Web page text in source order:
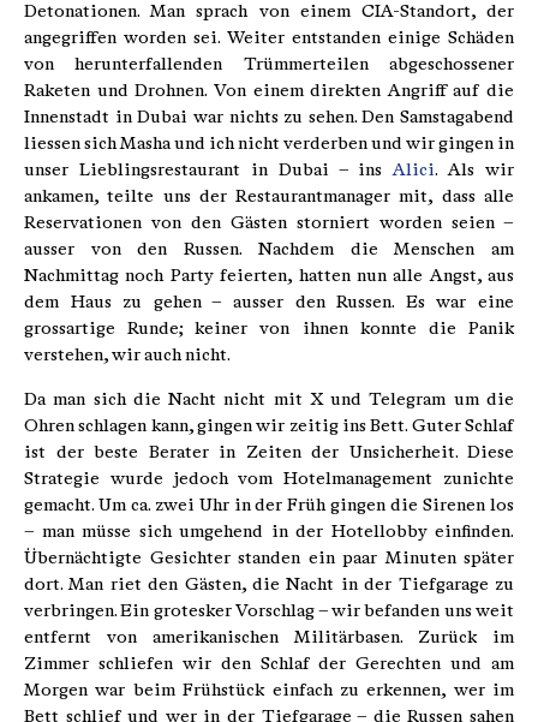
Detonationen. Man sprach von einem CIA-Standort, der
angegriffen worden sei. Weiter entstanden einige Schäden
von herunterfallenden Trümmerteilen abgeschossener
Raketen und Drohnen. Von einem direkten Angriff auf die
Innenstadt in Dubai war nichts zu sehen. Den Samstagabend
liessen sich Masha und ich nicht verderben und wir gingen in
unser Lieblingsrestaurant in Dubai – ins Alici. Als wir
ankamen, teilte uns der Restaurantmanager mit, dass alle
Reservationen von den Gästen storniert worden seien –
ausser von den Russen. Nachdem die Menschen am
Nachmittag noch Party feierten, hatten nun alle Angst, aus
dem Haus zu gehen – ausser den Russen. Es war eine
grossartige Runde; keiner von ihnen konnte die Panik
verstehen, wir auch nicht.
Da man sich die Nacht nicht mit X und Telegram um die
Ohren schlagen kann, gingen wir zeitig ins Bett. Guter Schlaf
ist der beste Berater in Zeiten der Unsicherheit. Diese
Strategie wurde jedoch vom Hotelmanagement zunichte
gemacht. Um ca. zwei Uhr in der Früh gingen die Sirenen los
– man müsse sich umgehend in der Hotellobby einfinden.
Übernächtigte Gesichter standen ein paar Minuten später
dort. Man riet den Gästen, die Nacht in der Tiefgarage zu
verbringen. Ein grotesker Vorschlag – wir befanden uns weit
entfernt von amerikanischen Militärbasen. Zurück im
Zimmer schliefen wir den Schlaf der Gerechten und am
Morgen war beim Frühstück einfach zu erkennen, wer im
Bett schlief und wer in der Tiefgarage – die Russen sahen